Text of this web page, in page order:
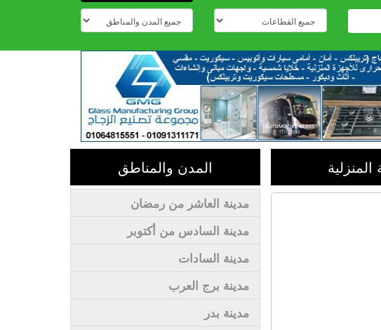
المدن والمناطق
مدينة العاشر من رمضان
مدينة السادس من أكتوبر
مدينة السادات
مدينة برج العرب
مدينة بدر